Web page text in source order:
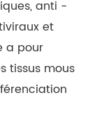
anti -
et
a pour
tissus mous